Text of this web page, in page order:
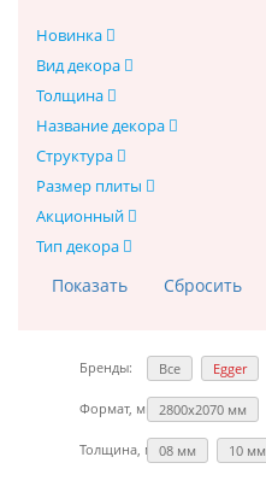
Новинка
Вид декора
Толщина
Название декора
Структура
Размер плиты
Акционный
Тип декора
Бренды: Все Egger
Формат, мм: 2800х2070 мм
Толщина, мм:08 мм 10 мм